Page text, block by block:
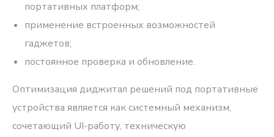
портативных платформ;
применение встроенных возможностей
гаджетов;
постоянное проверка и обновление.
Оптимизация диджитал решений под портативные
устройства является как системный механизм,
сочетающий UI-работу, техническую